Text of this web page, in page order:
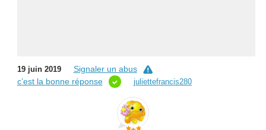
19 juin 2019
Signaler un abus
c’est la bonne réponse
juliettefrancis280